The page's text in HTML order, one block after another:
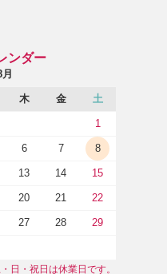
ンダー
木 金 土
1
6 7 8
13 14 15
20 21 22
27 28 29
日・祝日は休業日です。